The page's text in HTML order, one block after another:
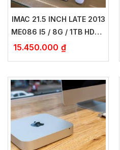
IMAC 21.5 INCH LATE 2013
ME086 I5 / 8G / 1TB HDD –
NEW 99%
15.450.000 ₫